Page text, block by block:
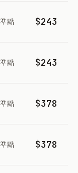
準點 $243
準點 $243
準點 $378
準點 $378